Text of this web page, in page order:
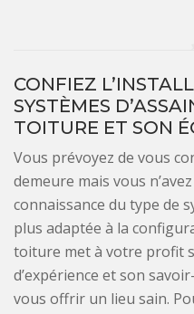
CONFIEZ
SYSTÈMES
TOITURE ET SON
Vous prévoyez de vous
demeure mais vous
connaissance du type de
plus adaptée à la
toiture met à votre profit
d’expérience et son
vous offrir un lieu sain.